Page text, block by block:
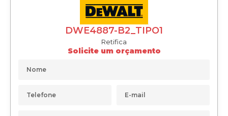
DWE4887-B2_TIPO1
Retifica
Solicite um orçamento